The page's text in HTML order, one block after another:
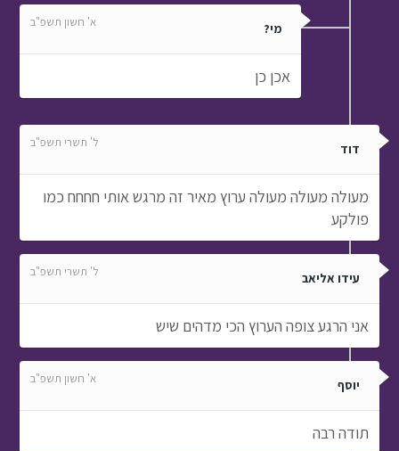
מי? א' חשון תשפ"ב
אכן כן
דוד ל' תשרי תשפ"ב
מעולה מעולה מעולה ערוץ מאיר זה מרגש אותי חחחח כמו
פולקע
עידו אליאב ל' תשרי תשפ"ב
אני הרגע צופה הערוץ הכי מדהים שיש
יוסף א' חשון תשפ"ב
תודה רבה